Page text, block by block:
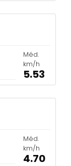
Méd.
km/h
5.53
Méd.
km/h
4.70